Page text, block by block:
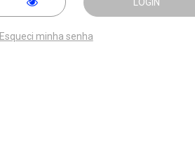
Esqueci minha senha